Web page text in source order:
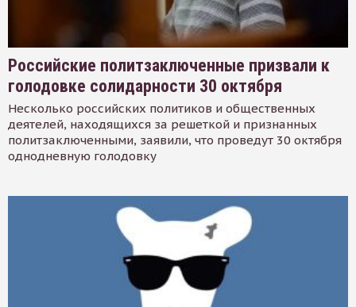
Российские политзаключенные призвали к
голодовке солидарности 30 октября
Несколько российских политиков и общественных
деятелей, находящихся за решеткой и признанных
политзаключенными, заявили, что проведут 30 октября
однодневную голодовку